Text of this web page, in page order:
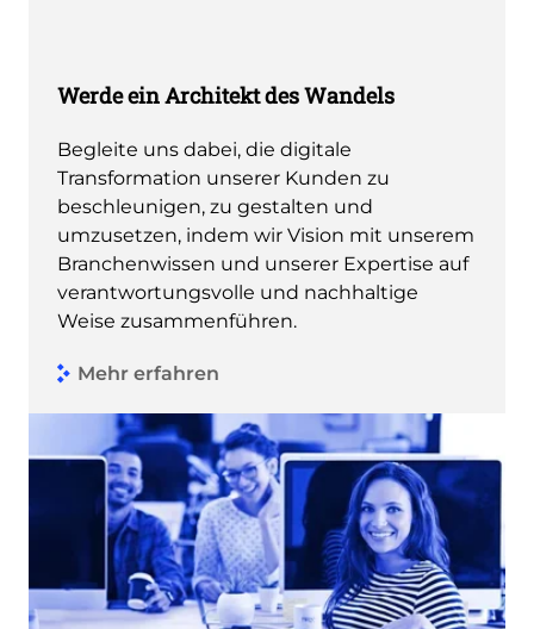
Werde ein Architekt des Wandels
Begleite uns dabei, die digitale
Transformation unserer Kunden zu
beschleunigen, zu gestalten und
umzusetzen, indem wir Vision mit unserem
Branchenwissen und unserer Expertise auf
verantwortungsvolle und nachhaltige
Weise zusammenführen.
Mehr erfahren